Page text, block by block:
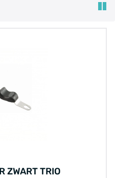
ZWART TRIO